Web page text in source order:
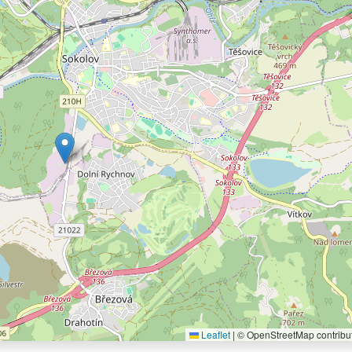
Leaflet | © OpenStreetMap